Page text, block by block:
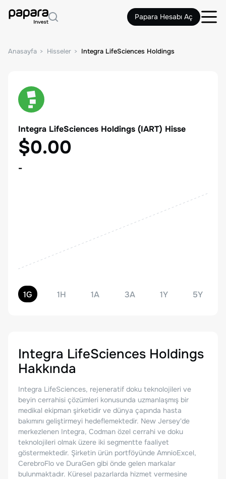
Papara Hesabı Aç
Anasayfa Hisseler Integra LifeSciences Holdings
Integra LifeSciences Holdings (IART) Hisse
$0.00
-
1G 1H 1A 3A 1Y 5Y
Integra LifeSciences Holdings
Hakkında
Integra LifeSciences, rejeneratif doku teknolojileri ve
beyin cerrahisi çözümleri konusunda uzmanlaşmış bir
medikal ekipman şirketidir ve dünya çapında hasta
bakımını geliştirmeyi hedeflemektedir. New Jersey'de
merkezlenen Integra, Codman özel cerrahi ve doku
teknolojileri olmak üzere iki segmentte faaliyet
göstermektedir. Şirketin ürün portföyünde AmnioExcel,
CerebroFlo ve DuraGen gibi önde gelen markalar
bulunmaktadır. Küresel pazarlarda hizmet vermesine